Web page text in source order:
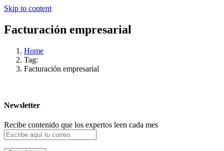
Skip to content
Facturación empresarial
Home
Tag:
Facturación empresarial
Newsletter
Recibe contenido que los expertos leen cada mes